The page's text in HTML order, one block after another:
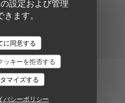
設定および管理
きます。
に同意する
ッキーを拒否する
マイズする
バシーポリシー
PARIS